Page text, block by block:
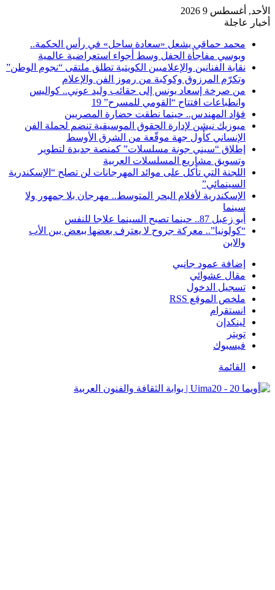
الأحد, أغسطس 9 2026
أخبار عاجلة
محمد حماقي يشعل «سعادة ساحل» في رأس الحكمة..
وبوسي مفاجأة الحفل وسط أجواء استعراضية عالمية
نقابة الفنانين والإعلاميين الكويتية تطلق ملتقى “نجوم الوطن”
وتكرّم المرزوق وكوكبة من رموز الفن والإعلام
من صرخة إسعاد يونس إلى حقائب وليد عوني.. كواليس
وانطباعات افتتاح “القومي للمسرح” 19
فؤاد المهندس.. حينما نطقت حضارة المصريين
ميوزيك نيشن لإدارة الحقوق الموسيقية تنضم لحملة الفن
الإنساني كأول جهة موقّعة من الشرق الأوسط
إطلاق “سيني جونة مسلسلات” كمنصة جديدة لتطوير
وتسويق مشاريع المسلسلات العربية
اللجنة التي تأكل على موائد المهرجانات لن تصلح “الإسكندرية
السينمائي”
الإسكندرية لأفلام البحر المتوسط.. مهرجان بلا جمهور ولا
سينما
أبو زعبل 87.. حينما تصبح السينما علاجا للنفس
“كولونيا”.. معركة جروح لا يعترف بعضها ببعض بين الأب
والابن
إضافة عمود جانبي
مقال عشوائي
تسجيل الدخول
ملخص الموقع RSS
انستقرام
لينكدإن
تويتر
فيسبوك
القائمة